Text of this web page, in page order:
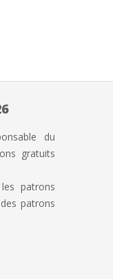
du
gratuits
patrons
patrons